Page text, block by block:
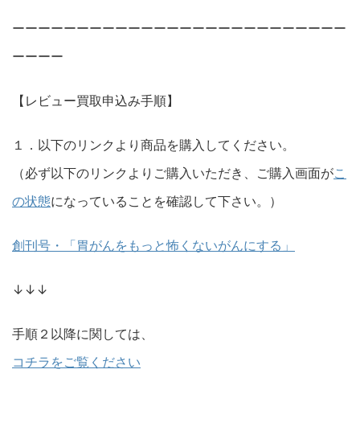
ーーーーーーーーーーーーーーーーーーーーーーーーーー
ーーーー
【レビュー買取申込み手順】
１．以下のリンクより商品を購入してください。
（必ず以下のリンクよりご購入いただき、ご購入画面がこ
の状態になっていることを確認して下さい。）
創刊号・「胃がんをもっと怖くないがんにする」
↓↓↓
手順２以降に関しては、
コチラをご覧ください